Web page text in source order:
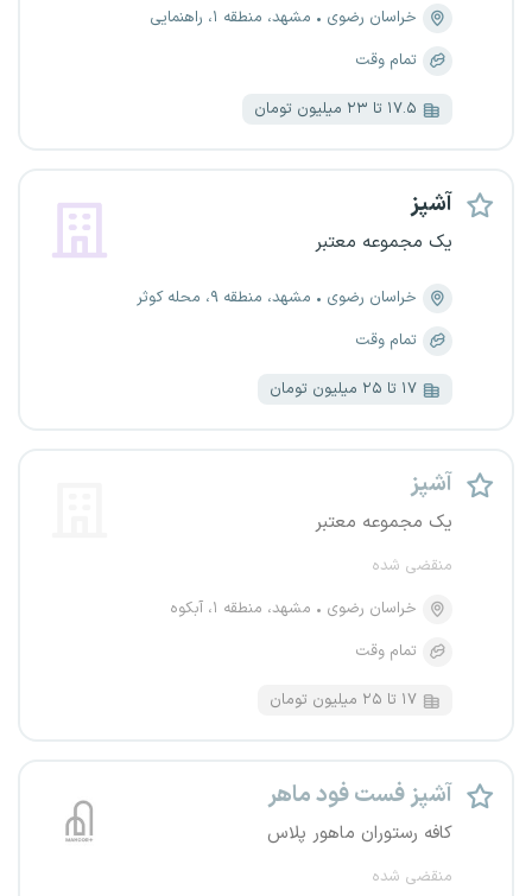
خراسان رضوی
مشهد، منطقه ۱، راهنمایی
تمام وقت
۱۷.۵ تا ۲۳ میلیون تومان
آشپز
یک مجموعه معتبر
خراسان رضوی
مشهد، منطقه ۹، محله کوثر
تمام وقت
۱۷ تا ۲۵ میلیون تومان
آشپز
یک مجموعه معتبر
منقضی شده
خراسان رضوی
مشهد، منطقه ۱، آبکوه
تمام وقت
۱۷ تا ۲۵ میلیون تومان
آشپز فست فود ماهر
کافه رستوران ماهور پلاس
منقضی شده